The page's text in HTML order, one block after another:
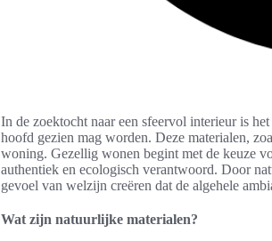
In de zoektocht naar een sfeervol interieur is
hoofd gezien mag worden. Deze materialen,
woning. Gezellig wonen begint met de keuze
authentiek en ecologisch verantwoord. Door
gevoel van welzijn creëren dat de algehele
Wat zijn natuurlijke materialen?